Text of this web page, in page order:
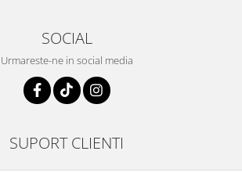
SOCIAL
Urmareste-ne in social media
SUPORT CLIENTI